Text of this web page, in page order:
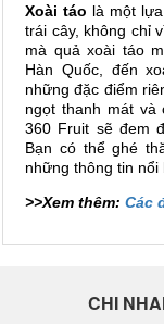
Xoài táo là một
trái cây, không chỉ
mà quả xoài táo
Hàn Quốc, đến
những đặc điểm
ngọt thanh mát
360 Fruit sẽ đem
Bạn có thể ghé
những thông tin nổi
>>Xem thêm: Các
CHI